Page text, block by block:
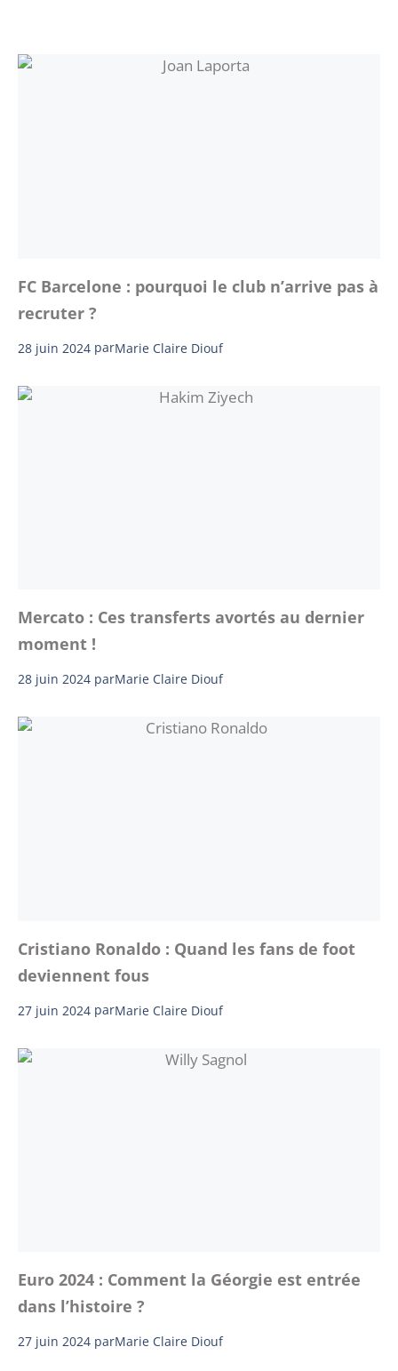
FC Barcelone : pourquoi le club n’arrive pas à
recruter ?
28 juin 2024 parMarie Claire Diouf
Mercato : Ces transferts avortés au dernier
moment !
28 juin 2024 parMarie Claire Diouf
Cristiano Ronaldo : Quand les fans de foot
deviennent fous
27 juin 2024 parMarie Claire Diouf
Euro 2024 : Comment la Géorgie est entrée
dans l’histoire ?
27 juin 2024 parMarie Claire Diouf